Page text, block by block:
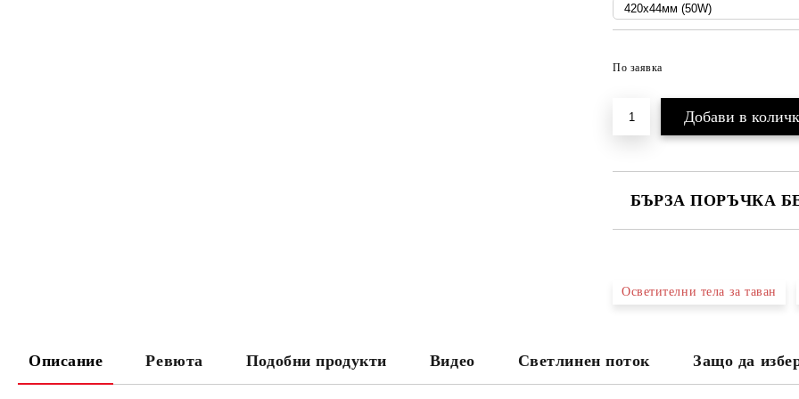
По заявка
БЪРЗА ПОРЪЧКА
проверете дали сте изписали
тъй като няма как да се
Натискайки бутона "Купи сега",
Осветителни тела за таван
Описание Ревюта Подобни продукти Видео Светлинен поток Защо да